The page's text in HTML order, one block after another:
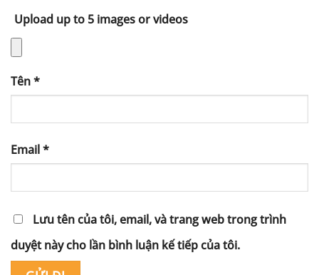
Upload up to 5 images or videos
Tên*
Email*
Lưu tên của tôi, email, và trang web trong trình
duyệt này cho lần bình luận kế tiếp của tôi.